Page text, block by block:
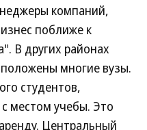
компаний,
поближе к
В других районах
многие вузы.
студентов,
местом учебы. Это
Центральный